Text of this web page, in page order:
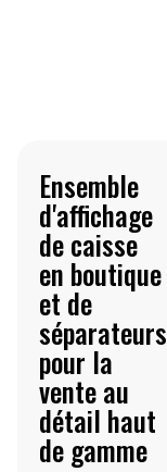
Ensemble
d'affichage
de caisse
en boutique
et de
séparateurs
pour la
vente au
détail haut
de gamme